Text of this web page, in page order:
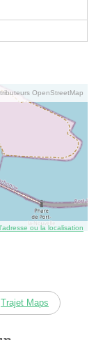
OpenStreetMap
ou la localisation
Trajet Maps